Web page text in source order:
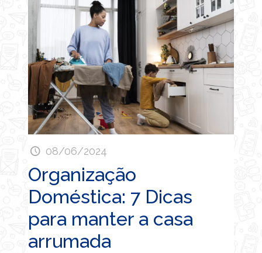
08/06/2024
Organização
Doméstica: 7 Dicas
para manter a casa
arrumada